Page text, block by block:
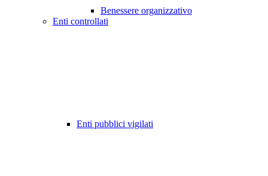
Benessere organizzativo
Enti controllati
Enti pubblici vigilati